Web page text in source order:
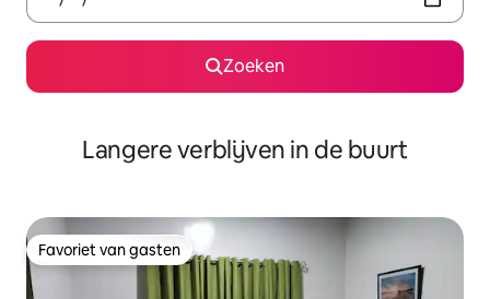
Zoeken
Langere verblijven in de buurt
Favoriet van gasten
Favoriet van gasten